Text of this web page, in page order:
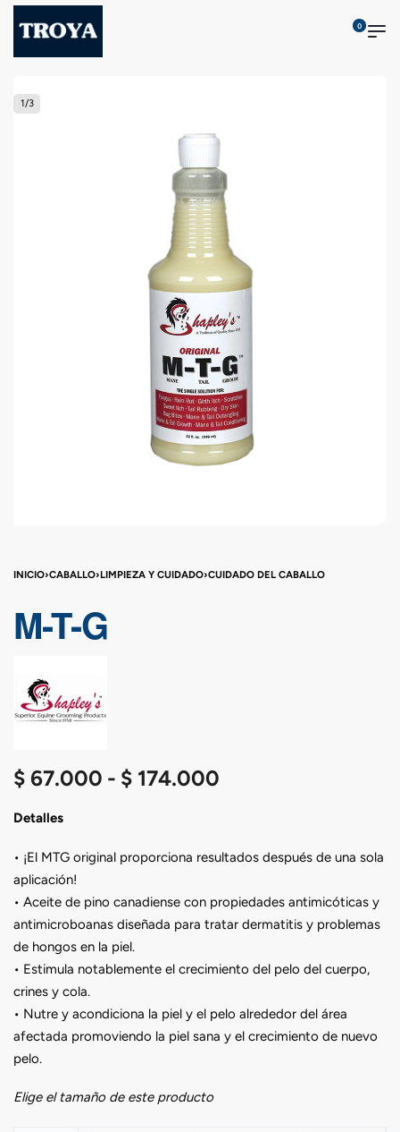
0
1/3
INICIO›CABALLO›LIMPIEZA Y CUIDADO›CUIDADO DEL CABALLO
M-T-G
$ 67.000 $174.000
Detalles
• ¡El MTG original proporciona resultados después de una sola
aplicación!
• Aceite de pino canadiense con propiedades antimicóticas y
antimicroboanas diseñada para tratar dermatitis y problemas
de hongos en la piel.
• Estimula notablemente el crecimiento del pelo del cuerpo,
crines y cola.
• Nutre y acondiciona la piel y el pelo alrededor del área
afectada promoviendo la piel sana y el crecimiento de nuevo
pelo.
Elige el tamaño de este producto